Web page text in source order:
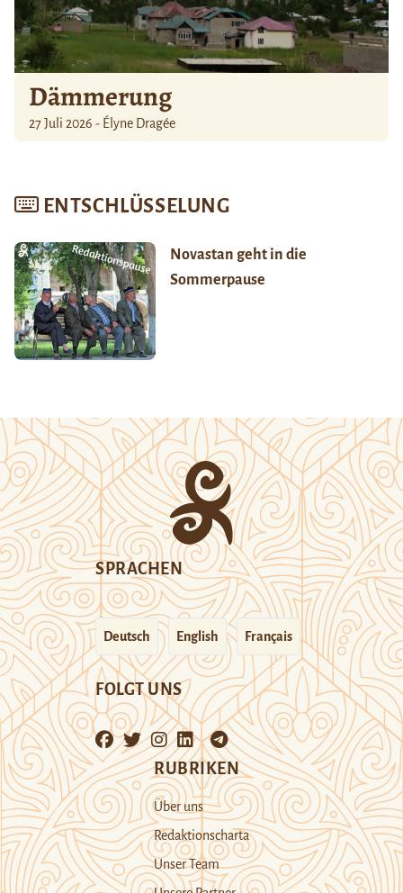
Dämmerung
27 Juli 2026 - Élyne Dragée
ENTSCHLÜSSELUNG
Novastan geht in die
Sommerpause
SPRACHEN
Deutsch English Français
FOLGT UNS
RUBRIKEN
Über uns
Redaktionscharta
Unser Team